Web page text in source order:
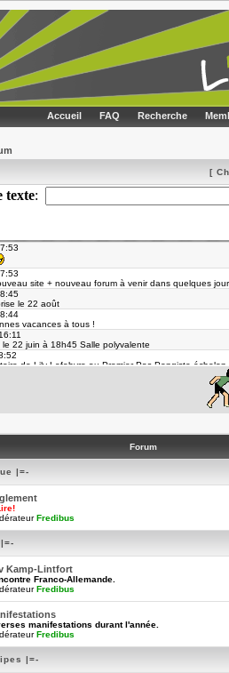
Accueil FAQ Recherche
[
Forum
|=-
Fredibus
Kamp-Lintfort
Franco-Allemande.
Fredibus
manifestations durant l'année.
Fredibus
|=-